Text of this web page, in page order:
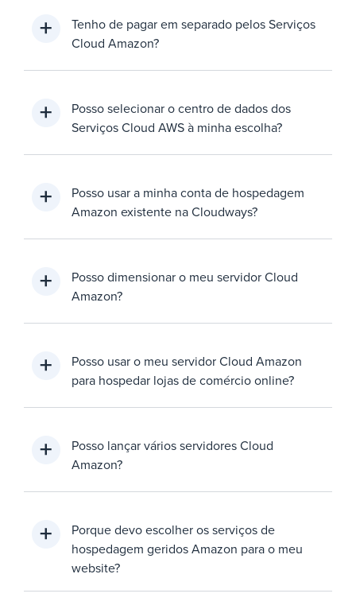
Tenho de pagar em separado pelos Serviços
Cloud Amazon?
Posso selecionar o centro de dados dos
Serviços Cloud AWS à minha escolha?
Posso usar a minha conta de hospedagem
Amazon existente na Cloudways?
Posso dimensionar o meu servidor Cloud
Amazon?
Posso usar o meu servidor Cloud Amazon
para hospedar lojas de comércio online?
Posso lançar vários servidores Cloud
Amazon?
Porque devo escolher os serviços de
hospedagem geridos Amazon para o meu
website?